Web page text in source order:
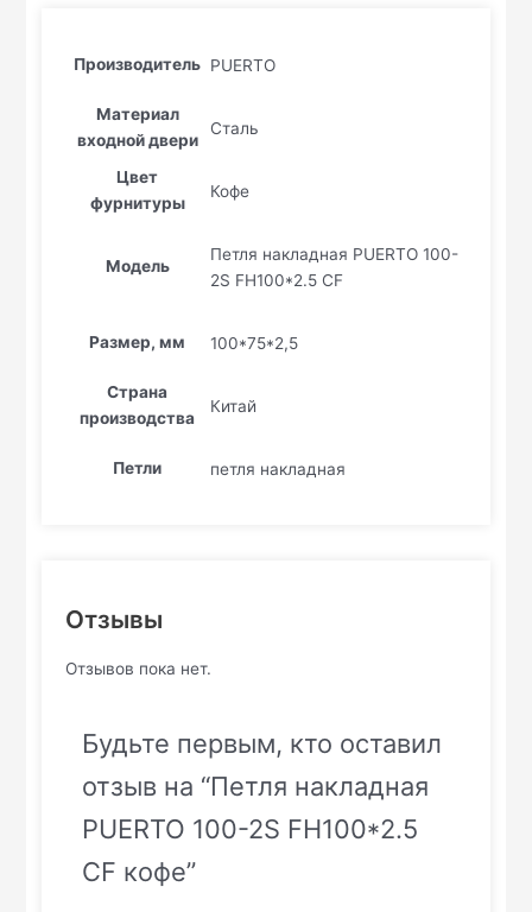
Производитель PUERTO
Материал
входной двери
Сталь
Цвет
фурнитуры
Кофе
Модель
Петля накладная PUERTO 100-
2S FH100*2.5 CF
Размер, мм 100*75*2,5
Страна
производства
Китай
Петли петля накладная
Отзывы
Отзывов пока нет.
Будьте первым, кто оставил
отзыв на “Петля накладная
PUERTO 100-2S FH100*2.5
CF кофе”